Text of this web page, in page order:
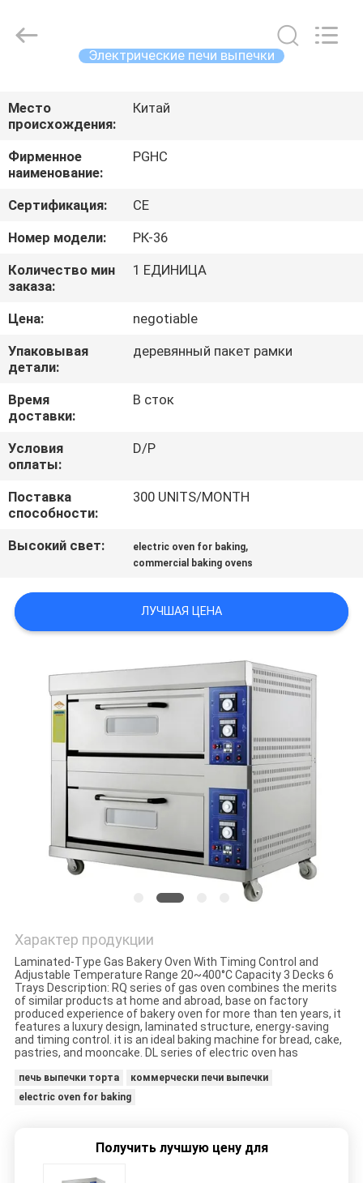
ПРОДУКТЫ
О
НАС
ПУТЕШЕСТВИЕ
ФАБРИКИ
ПРОВЕРКА
КАЧЕСТВА
МЫ
НОВОСТИ
СЛУЧАИ
КАРТА
САЙТА
PRIVACY
POLICY
equipments
limited.
Электрические печи выпечки
Место
происхождения:
Китай
Фирменное
наименование:
PGHC
Сертификация:
CE
Номер модели:
РК-36
Количество мин
заказа:
1 ЕДИНИЦА
Цена:
negotiable
Упаковывая
детали:
деревянный пакет рамки
Время
доставки:
В сток
Условия
оплаты:
D/P
Поставка
способности:
300 UNITS/MONTH
Высокий свет: electric oven for baking,
commercial baking ovens
ЛУЧШАЯ ЦЕНА
Характер продукции
Laminated-Type Gas Bakery Oven With Timing Control and
Adjustable Temperature Range 20~400°C Capacity 3 Decks 6
Trays Description: RQ series of gas oven combines the merits
of similar products at home and abroad, base on factory
produced experience of bakery oven for more than ten years, it
features a luxury design, laminated structure, energy-saving
and timing control. it is an ideal baking machine for bread, cake,
pastries, and mooncake. DL series of electric oven has
печь выпечки торта
коммерчески печи выпечки
electric oven for baking
Получить лучшую цену для